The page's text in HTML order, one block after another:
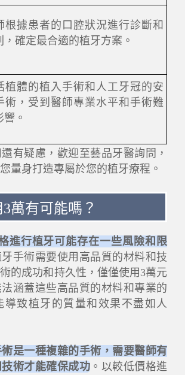
根據患者的口腔狀況進行診斷和
，確定最合適的植牙方案。
植體的植入手術和人工牙冠的安
術，受到醫師專業水平和手術難
響。
有疑慮，歡迎至藝品牙醫詢問，
量身打造專屬於您的植牙療程。
萬有可能嗎？
進行植牙可能存在一些風險和限
手術需要使用高品質的材料和技
的成功和持久性，僅僅使用3萬元
涵蓋這些高品質的材料和專業的
導致植牙的質量和效果不盡如人
是一種複雜的手術，需要醫師有
術才能確保成功 。以較低價格進